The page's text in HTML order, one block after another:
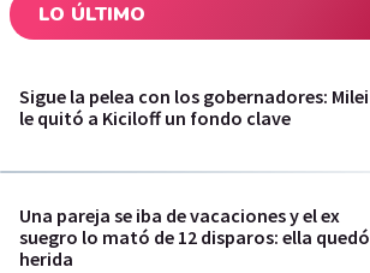
LO ÚLTIMO
Sigue la pelea con los gobernadores: Milei
le quitó a Kiciloff un fondo clave
Una pareja se iba de vacaciones y el ex
suegro lo mató de 12 disparos: ella quedó
herida